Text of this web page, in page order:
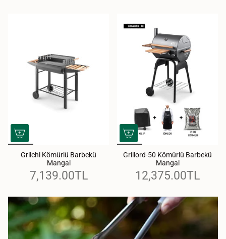
Grilchi Kömürlü Barbekü
Mangal
7,139.00TL
Grillord-50 Kömürlü Barbekü
Mangal
12,375.00TL